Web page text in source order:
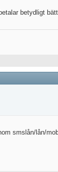
betydligt
smslån/lån/